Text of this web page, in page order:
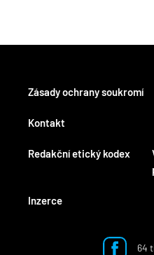
Kontakt
Redakční etický kodex
Inzerce
Zásady ochrany soukromí
64